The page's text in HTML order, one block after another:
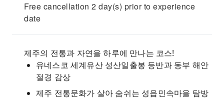
Free cancellation 2 day(s) prior to experience
date
제주의 전통과 자연을 하루에 만나는 코스!
유네스코 세계유산 성산일출봉 등반과 동부 해안
절경 감상
제주 전통문화가 살아 숨쉬는 성읍민속마을 탐방